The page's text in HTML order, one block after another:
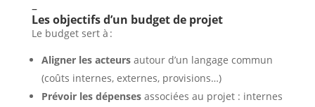
–
Les objectifs d’un budget de projet
Le budget sert à :
Aligner les acteursautour d’un langage commun
(coûts internes, externes, provisions…)
Prévoir les dépensesassociées au projet : internes